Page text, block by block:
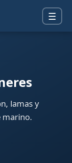
☰
lamas y
marino.